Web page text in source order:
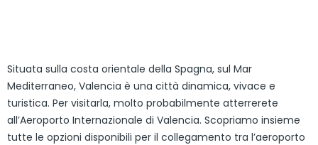
Situata sulla costa orientale della Spagna, sul Mar
Mediterraneo, Valencia è una città dinamica, vivace e
turistica. Per visitarla, molto probabilmente atterrerete
all’Aeroporto Internazionale di Valencia. Scopriamo insieme
tutte le opzioni disponibili per il collegamento tra l’aeroporto